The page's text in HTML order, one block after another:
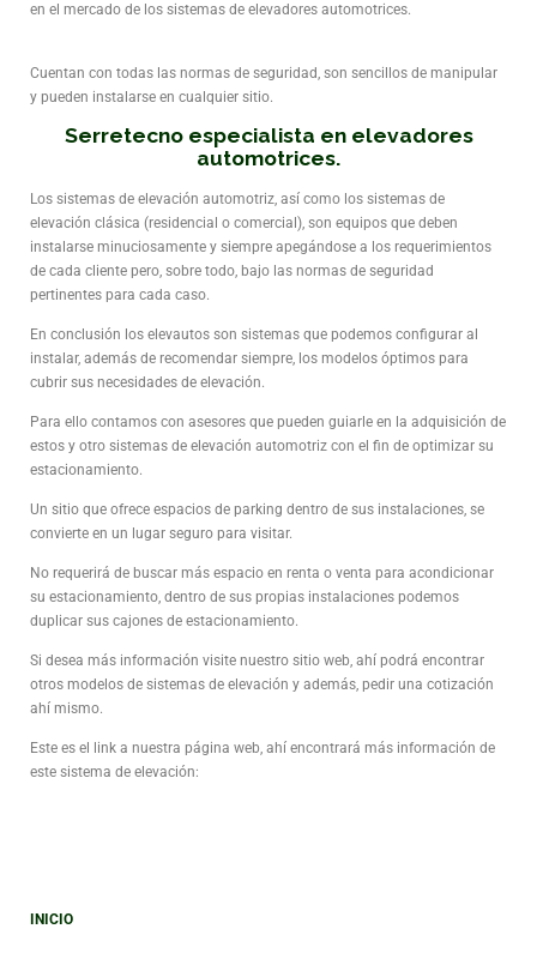
en el mercado de los sistemas de elevadores automotrices.
Cuentan con todas las normas de seguridad, son sencillos de manipular
y pueden instalarse en cualquier sitio.
Serretecno especialista en elevadores
automotrices.
Los sistemas de elevación automotriz, así como los sistemas de
elevación clásica (residencial o comercial), son equipos que deben
instalarse minuciosamente y siempre apegándose a los requerimientos
de cada cliente pero, sobre todo, bajo las normas de seguridad
pertinentes para cada caso.
En conclusión los elevautos son sistemas que podemos configurar al
instalar, además de recomendar siempre, los modelos óptimos para
cubrir sus necesidades de elevación.
Para ello contamos con asesores que pueden guiarle en la adquisición de
estos y otro sistemas de elevación automotriz con el fin de optimizar su
estacionamiento.
Un sitio que ofrece espacios de parking dentro de sus instalaciones, se
convierte en un lugar seguro para visitar.
No requerirá de buscar más espacio en renta o venta para acondicionar
su estacionamiento, dentro de sus propias instalaciones podemos
duplicar sus cajones de estacionamiento.
Si desea más información visite nuestro sitio web, ahí podrá encontrar
otros modelos de sistemas de elevación y además, pedir una cotización
ahí mismo.
Este es el link a nuestra página web, ahí encontrará más información de
este sistema de elevación:
INICIO